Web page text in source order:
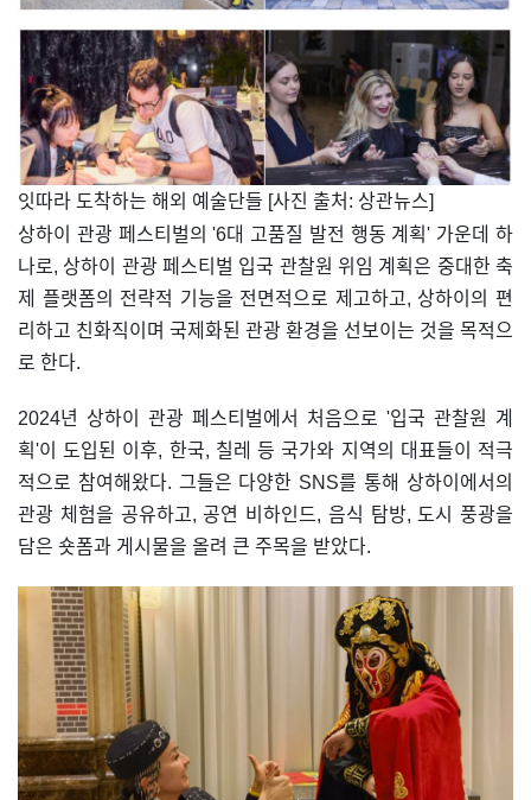
​잇따라 도착하는 해외 예술단들 [사진 출처: 상관뉴스]
상하이 관광 페스티벌의 '6대 고품질 발전 행동 계획' 가운데 하
나로, 상하이 관광 페스티벌 입국 관찰원 위임 계획은 중대한 축
제 플랫폼의 전략적 기능을 전면적으로 제고하고, 상하이의 편
리하고 친화직이며 국제화된 관광 환경을 선보이는 것을 목적으
로 한다.
2024년 상하이 관광 페스티벌에서 처음으로 '입국 관찰원 계
획'이 도입된 이후, 한국, 칠레 등 국가와 지역의 대표들이 적극
적으로 참여해왔다. 그들은 다양한 SNS를 통해 상하이에서의
관광 체험을 공유하고, 공연 비하인드, 음식 탐방, 도시 풍광을
담은 숏폼과 게시물을 올려 큰 주목을 받았다.